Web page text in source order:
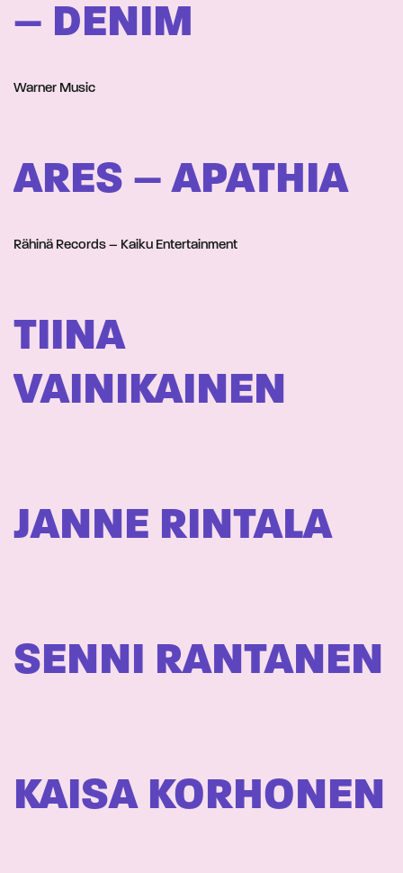
– DENIM
Warner Music
ARES – APATHIA
Rähinä Records – Kaiku Entertainment
TIINA
VAINIKAINEN
JANNE RINTALA
SENNI RANTANEN
KAISA KORHONEN